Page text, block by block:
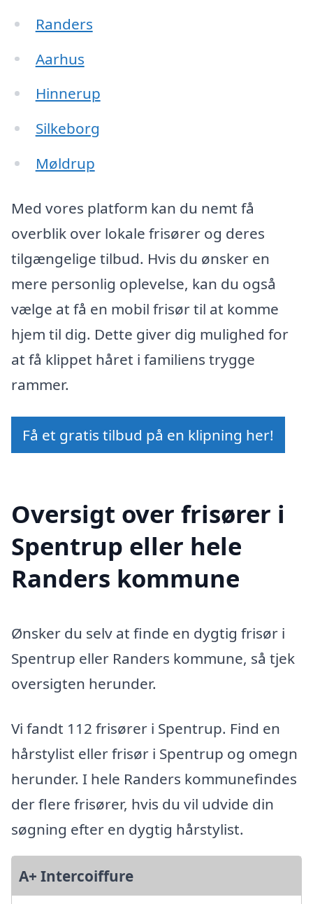
Randers
Aarhus
Hinnerup
Silkeborg
Møldrup
Med vores platform kan du nemt få
overblik over lokale frisører og deres
tilgængelige tilbud. Hvis du ønsker en
mere personlig oplevelse, kan du også
vælge at få en mobil frisør til at komme
hjem til dig. Dette giver dig mulighed for
at få klippet håret i familiens trygge
rammer.
Få et gratis tilbud på en klipning her!
Oversigt over frisører i
Spentrup eller hele
Randers kommune
Ønsker du selv at finde en dygtig frisør i
Spentrup eller Randers kommune, så tjek
oversigten herunder.
Vi fandt 112 frisører i Spentrup. Find en
hårstylist eller frisør i Spentrup og omegn
herunder. I hele Randers kommunefindes
der flere frisører, hvis du vil udvide din
søgning efter en dygtig hårstylist.
A+ Intercoiffure